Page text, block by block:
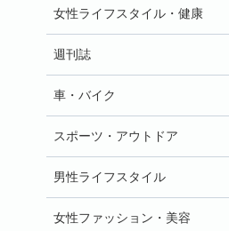
女性ライフスタイル・健康
週刊誌
車・バイク
スポーツ・アウトドア
男性ライフスタイル
女性ファッション・美容